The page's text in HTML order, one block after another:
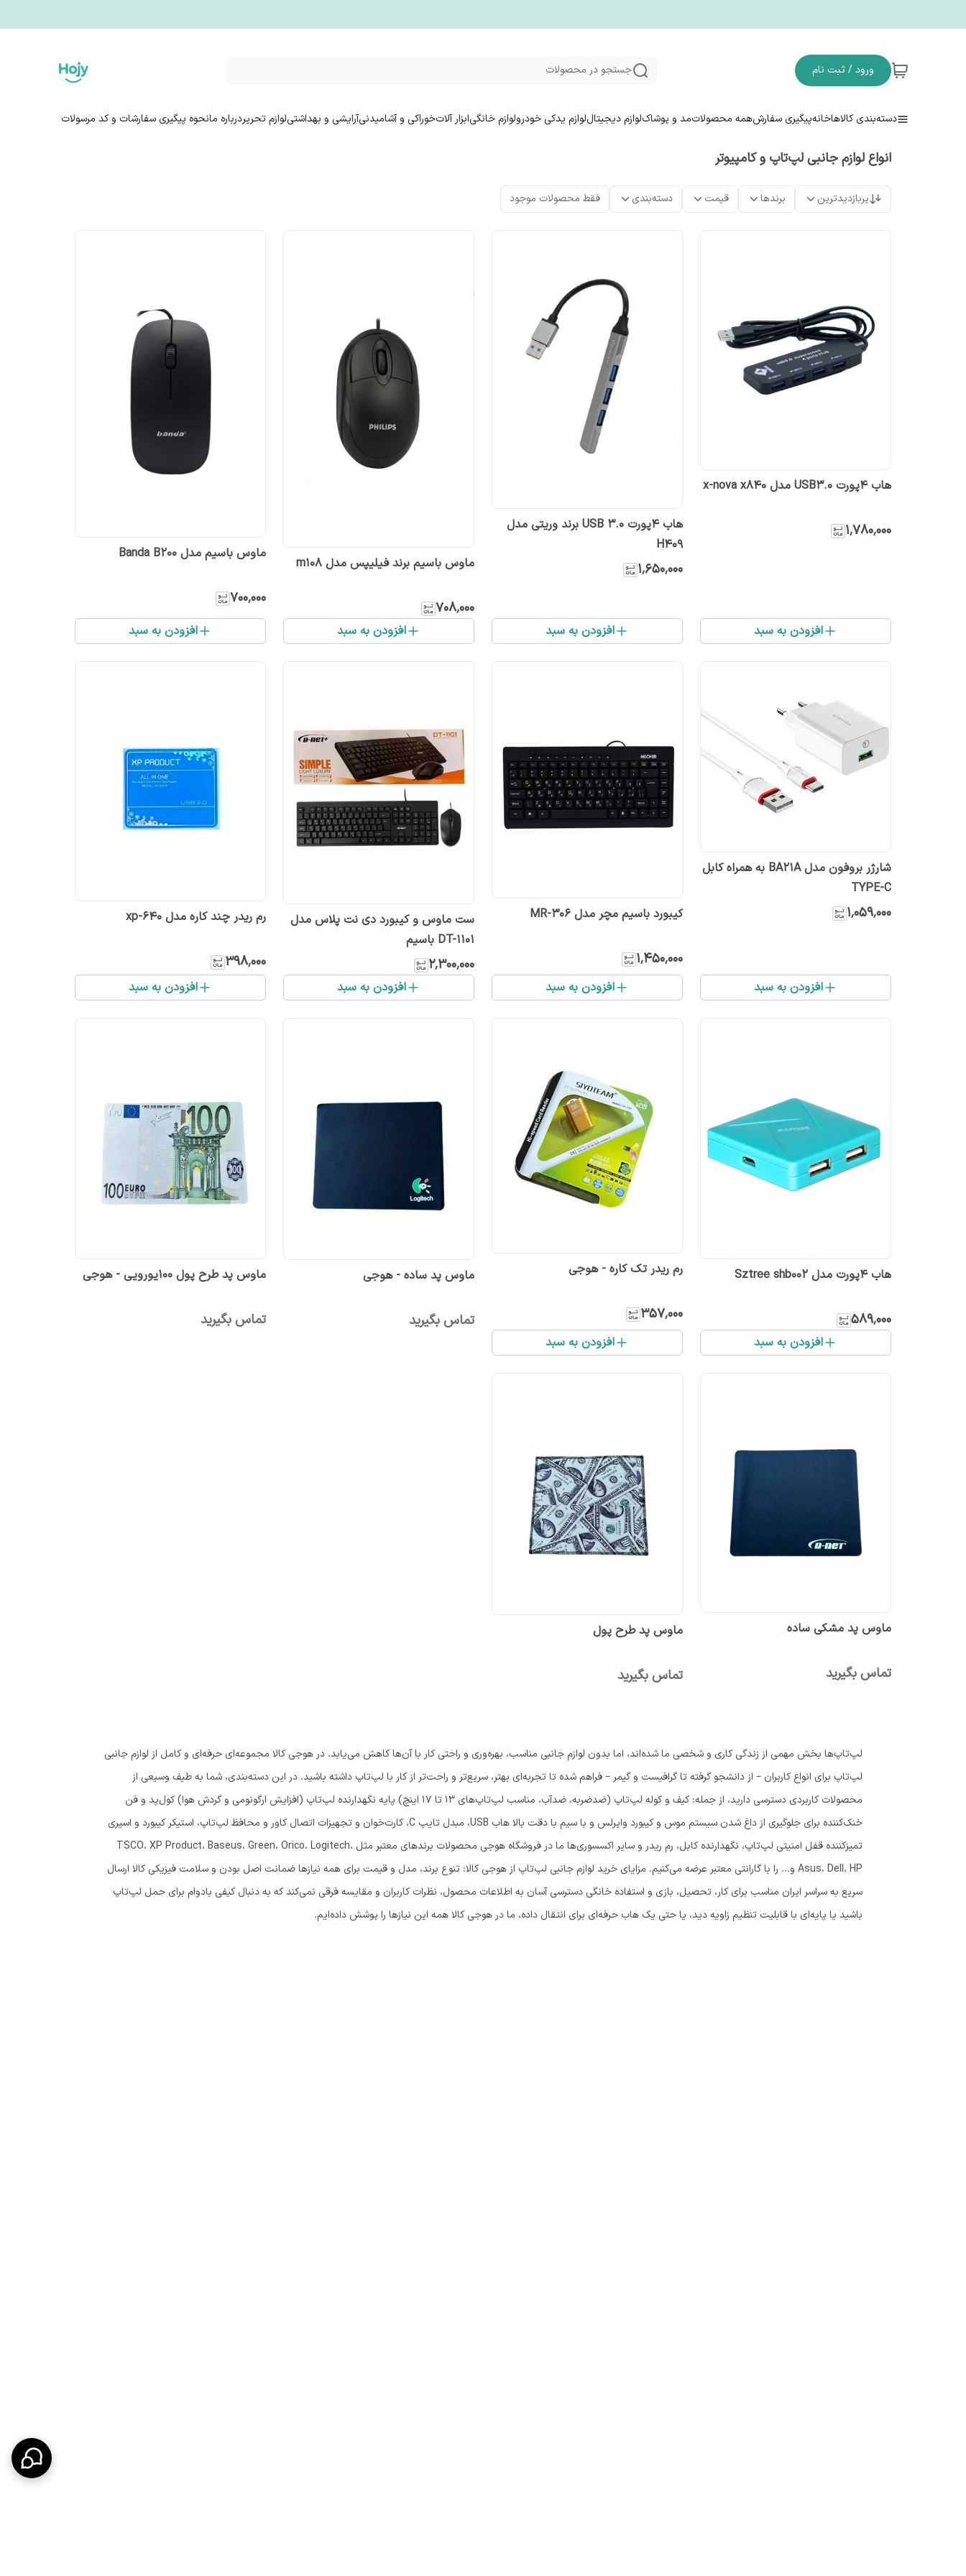
ورود / ثبت نام جستجو در محصولات
دسته‌بندی کالاهاخانهپیگیری سفارشهمه محصولاتمد و پوشاکلوازم دیجیتاللوازم یدکی خودرولوازم خانگیابزار آلاتخوراکی و آشامیدنیآرایشی و بهداشتیلوازم تحریردرباره مانحوه پیگیری سفارشات و کد مرسولات
انواع لوازم جانبی لپ‌تاپ و کامپیوتر
پربازدیدترین برندها قیمت دسته‌بندی فقط محصولات موجود
هاب ۴پورت USB3.0 مدل x-nova x840
۱٬۷۸۰٬۰۰۰
افزودن به سبد
هاب ۴پورت USB 3.0 برند وریتی مدل
H409
۱٬۶۵۰٬۰۰۰
افزودن به سبد
ماوس باسیم برند فیلیپس مدل m108
۷۰۸٬۰۰۰
افزودن به سبد
ماوس باسیم مدل Banda B200
۷۰۰٬۰۰۰
افزودن به سبد
شارژر بروفون مدل BA21A به همراه کابل
TYPE-C
۱٬۰۵۹٬۰۰۰
افزودن به سبد
کیبورد باسیم مچر مدل MR-306
۱٬۴۵۰٬۰۰۰
افزودن به سبد
ست ماوس و کیبورد دی نت پلاس مدل
DT-1101 باسیم
۲٬۳۰۰٬۰۰۰
افزودن به سبد
رم ریدر چند کاره مدل xp-640
۳۹۸٬۰۰۰
افزودن به سبد
هاب ۴پورت مدل Sztree shb002
۵۸۹٬۰۰۰
افزودن به سبد
رم ریدر تک کاره - هوجی
۳۵۷٬۰۰۰
افزودن به سبد
ماوس پد ساده - هوجی
تماس بگیرید
ماوس پد طرح پول ۱۰۰یورویی - هوجی
تماس بگیرید
ماوس پد مشکی ساده
تماس بگیرید
ماوس پد طرح پول
تماس بگیرید
لپ‌تاپ‌ها بخش مهمی از زندگی کاری و شخصی ما شده‌اند، اما بدون لوازم جانبی مناسب، بهره‌وری و راحتی کار با آن‌ها کاهش می‌یابد. در هوجی کالا مجموعه‌ای حرفه‌ای و کامل از لوازم جانبی
لپ‌تاپ برای انواع کاربران – از دانشجو گرفته تا گرافیست و گیمر – فراهم شده تا تجربه‌ای بهتر، سریع‌تر و راحت‌تر از کار با لپ‌تاپ داشته باشید. در این دسته‌بندی، شما به طیف وسیعی از
محصولات کاربردی دسترسی دارید، از جمله: کیف و کوله لپ‌تاپ (ضدضربه، ضدآب، مناسب لپ‌تاپ‌های ۱۳ تا ۱۷ اینچ) پایه نگهدارنده لپ‌تاپ (افزایش ارگونومی و گردش هوا) کول‌پد و فن
خنک‌کننده برای جلوگیری از داغ شدن سیستم موس و کیبورد وایرلس و با سیم با دقت بالا هاب USB، مبدل تایپ C، کارت‌خوان و تجهیزات اتصال کاور و محافظ لپ‌تاپ، استیکر کیبورد و اسپری
تمیزکننده قفل امنیتی لپ‌تاپ، نگهدارنده کابل، رم ریدر و سایر اکسسوری‌ها ما در فروشگاه هوجی محصولات برندهای معتبر مثل TSCO، XP Product، Baseus، Green، Orico، Logitech،
Asus، Dell، HP و... را با گارانتی معتبر عرضه می‌کنیم. مزایای خرید لوازم جانبی لپ‌تاپ از هوجی کالا: تنوع برند، مدل و قیمت برای همه نیازها ضمانت اصل بودن و سلامت فیزیکی کالا ارسال
سریع به سراسر ایران مناسب برای کار، تحصیل، بازی و استفاده خانگی دسترسی آسان به اطلاعات محصول، نظرات کاربران و مقایسه فرقی نمی‌کند که به دنبال کیفی بادوام برای حمل لپ‌تاپ
باشید یا پایه‌ای با قابلیت تنظیم زاویه دید، یا حتی یک هاب حرفه‌ای برای انتقال داده، ما در هوجی کالا همه این نیازها را پوشش داده‌ایم.